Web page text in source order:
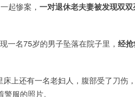
起惨案， 一对退休老夫妻被发现双双
一名75岁的男子坠落在院子里， 经
上还有一名老妇人，腹部受了刀伤
服的照片。